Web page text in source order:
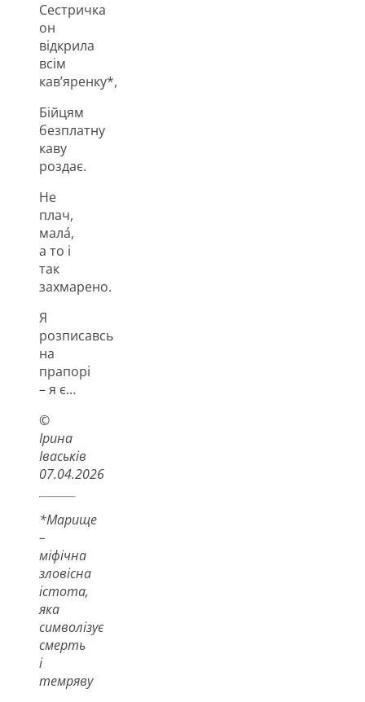
Сестричка
он
відкрила
всім
кав’яренку*,
Бійцям
безплатну
каву
роздає.
Не
плач,
мала́,
а то і
так
захмарено.
Я
розписавсь
на
прапорі
– я є…
©
Ірина
Іваськів
07.04.2026
*Марище
–
міфічна
зловісна
істота,
яка
символізує
смерть
і
темряву